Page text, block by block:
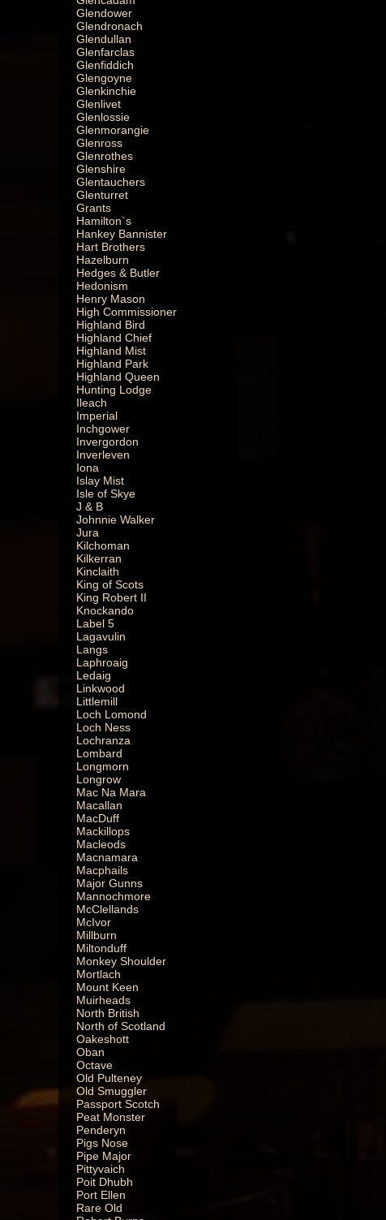
Glendower
Glendronach
Glendullan
Glenfarclas
Glenfiddich
Glengoyne
Glenkinchie
Glenlivet
Glenlossie
Glenmorangie
Glenross
Glenrothes
Glenshire
Glentauchers
Glenturret
Grants
Hamilton`s
Hankey Bannister
Hart Brothers
Hazelburn
Hedges & Butler
Hedonism
Henry Mason
High Commissioner
Highland Bird
Highland Chief
Highland Mist
Highland Park
Highland Queen
Hunting Lodge
Ileach
Imperial
Inchgower
Invergordon
Inverleven
Iona
Islay Mist
Isle of Skye
J & B
Johnnie Walker
Jura
Kilchoman
Kilkerran
Kinclaith
King of Scots
King Robert II
Knockando
Label 5
Lagavulin
Langs
Laphroaig
Ledaig
Linkwood
Littlemill
Loch Lomond
Loch Ness
Lochranza
Lombard
Longmorn
Longrow
Mac Na Mara
Macallan
MacDuff
Mackillops
Macleods
Macnamara
Macphails
Major Gunns
Mannochmore
McClellands
McIvor
Millburn
Miltonduff
Monkey Shoulder
Mortlach
Mount Keen
Muirheads
North British
North of Scotland
Oakeshott
Oban
Octave
Old Pulteney
Old Smuggler
Passport Scotch
Peat Monster
Penderyn
Pigs Nose
Pipe Major
Pittyvaich
Poit Dhubh
Port Ellen
Rare Old